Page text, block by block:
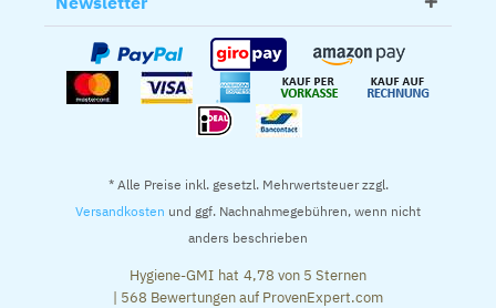
* Alle Preise inkl. gesetzl. Mehrwertsteuer zzgl.
Versandkosten und ggf. Nachnahmegebühren, wenn nicht
anders beschrieben
Hygiene-GMI hat 4,78 von 5 Sternen
| 568 Bewertungen auf ProvenExpert.com